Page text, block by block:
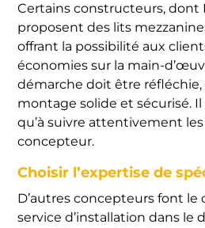
Certains constructeurs, dont
proposent des lits
offrant la possibilité aux
économies sur la main-
démarche doit être
montage solide et sécurisé.
qu’à suivre attentivement
concepteur.
Choisir l’expertise de
D’autres concepteurs font le
service d’installation dans le